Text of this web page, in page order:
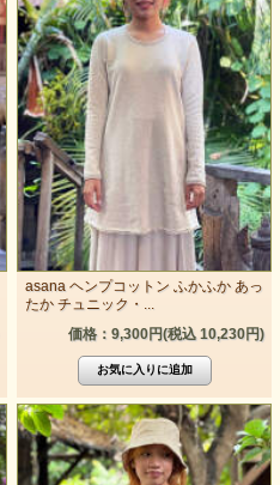
asana ヘンプコットン ふかふか あっ
たか チュニック・...
価格：9,300円(税込 10,230円)